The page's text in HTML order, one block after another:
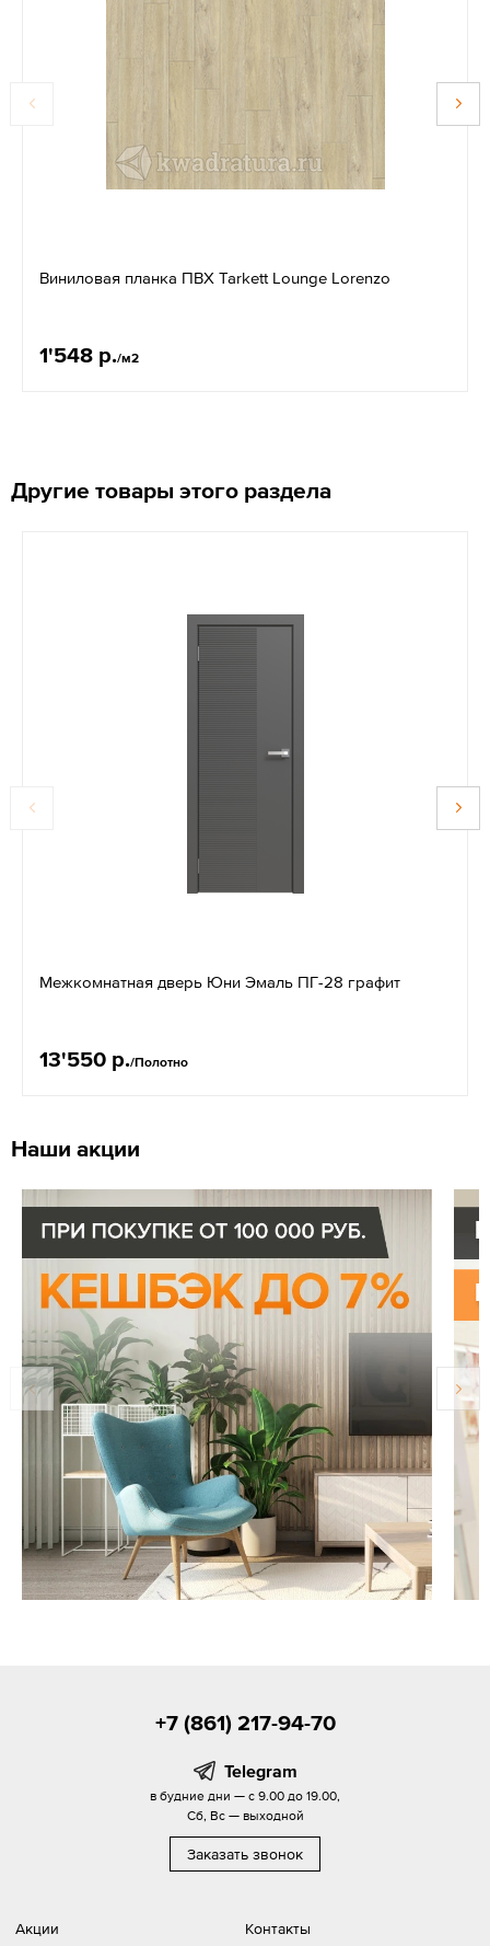
Виниловая планка ПВХ Tarkett Lounge Lorenzo
1'548 р./м2
Другие товары этого раздела
Межкомнатная дверь Юни Эмаль ПГ-28 графит
13'550 р./Полотно
Наши акции
Акции
Контакты
+7 (861) 217-94-70
Telegram
в будние дни — с 9.00 до 19.00,
Сб, Вс — выходной
Заказать звонок